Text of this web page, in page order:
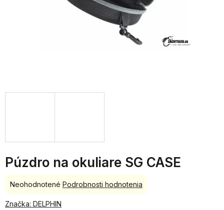
Púzdro na okuliare SG CASE
Priemerné
produktu
Neohodnotené Podrobnosti hodnotenia
Značka: DELPHIN